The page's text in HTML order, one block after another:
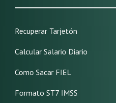
Recuperar Tarjetón
Calcular Salario Diario
Como Sacar FIEL
Formato ST7 IMSS